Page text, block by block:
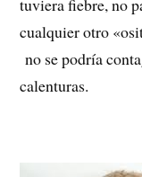
tuviera fiebre, no
cualquier otro
no se podría
calenturas.